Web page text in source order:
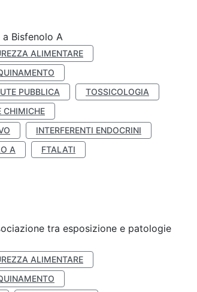
Bisfenolo A
ALIMENTARE
PUBBLICA
TOSSICOLOGIA
CHIMICHE
INTERFERENTI ENDOCRINI
A
FTALATI
tra esposizione e patologie
ALIMENTARE